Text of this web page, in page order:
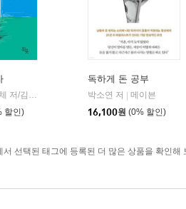
할인)
독하게 돈 공부
박소연 저 | 메이븐
16,100원 (0% 할인)
서 선택된 태그에 등록된 더 많은 상품을 확인해